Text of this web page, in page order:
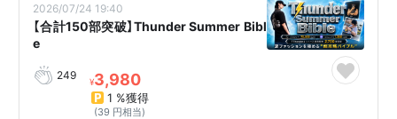
2026/07/24 19:40
【合計150部突破】Thunder Summer Bibl
e
249 ¥3,980
1 %獲得
(39 円相当)